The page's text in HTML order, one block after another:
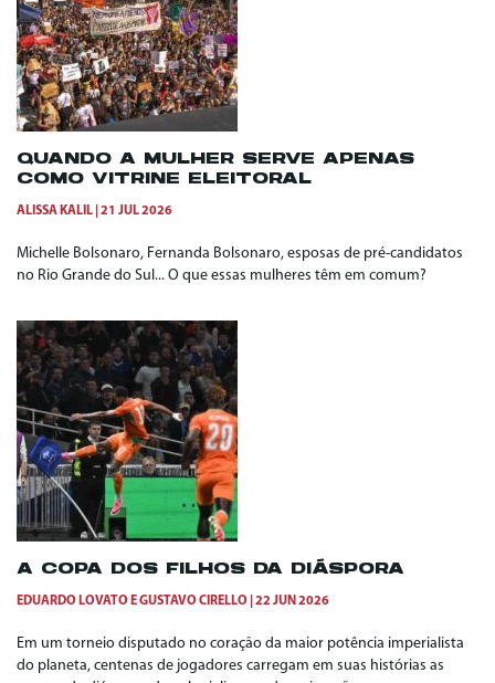
QUANDO A MULHER SERVE APENAS
COMO VITRINE ELEITORAL
ALISSA KALIL 21 JUL 2026
Michelle Bolsonaro, Fernanda Bolsonaro, esposas de pré-candidatos
no Rio Grande do Sul... O que essas mulheres têm em comum?
A COPA DOS FILHOS DA DIÁSPORA
EDUARDO LOVATO EGUSTAVO CIRELLO 22 JUN 2026
Em um torneio disputado no coração da maior potência imperialista
do planeta, centenas de jogadores carregam em suas histórias as